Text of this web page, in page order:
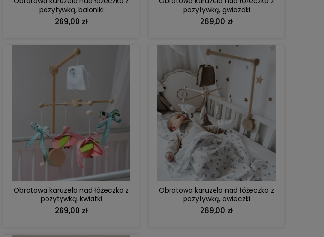
pozytywką, baloniki
269,00 zł
pozytywką, gwiazdki
269,00 zł
Obrotowa karuzela nad łóżeczko z
pozytywką, kwiatki
269,00 zł
DO KOSZYKA
Obrotowa karuzela nad łóżeczko z
pozytywką, owieczki
269,00 zł
DO KOSZYKA